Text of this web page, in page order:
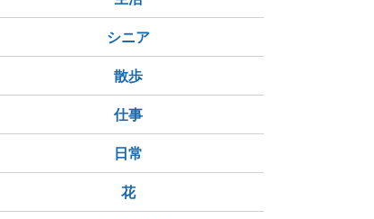
シニア
散歩
仕事
日常
花